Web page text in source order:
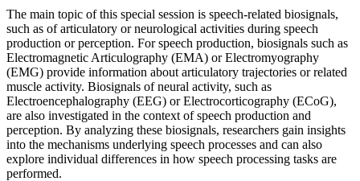
The main topic of this special session is speech-related biosignals,
such as of articulatory or neurological activities during speech
production or perception. For speech production, biosignals such as
Electromagnetic Articulography (EMA) or Electromyography
(EMG) provide information about articulatory trajectories or related
muscle activity. Biosignals of neural activity, such as
Electroencephalography (EEG) or Electrocorticography (ECoG),
are also investigated in the context of speech production and
perception. By analyzing these biosignals, researchers gain insights
into the mechanisms underlying speech processes and can also
explore individual differences in how speech processing tasks are
performed.